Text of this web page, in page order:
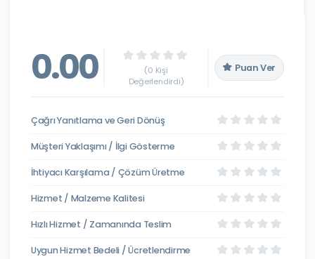
0.00
(0 Kişi
Değerlendirdi)
Puan Ver
Çağrı Yanıtlama ve Geri Dönüş
Müşteri Yaklaşımı / İlgi Gösterme
İhtiyacı Karşılama / Çözüm Üretme
Hizmet / Malzeme Kalitesi
Hızlı Hizmet / Zamanında Teslim
Uygun Hizmet Bedeli / Ücretlendirme